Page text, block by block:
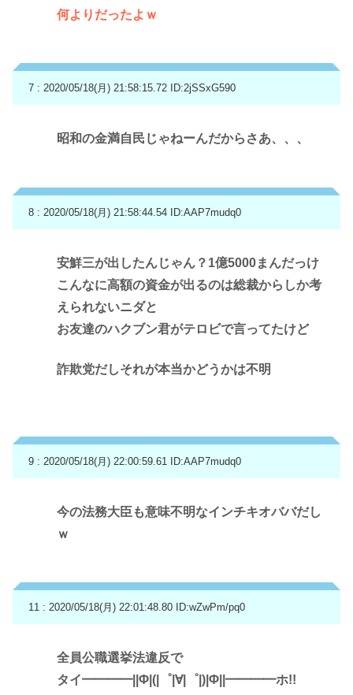
何よりだったよｗ
7 : 2020/05/18(月) 21:58:15.72 ID:2jSSxG590
昭和の金満自民じゃねーんだからさあ、、、
8 : 2020/05/18(月) 21:58:44.54 ID:AAP7mudq0
安鮮三が出したんじゃん？1億5000まんだっけ
こんなに高額の資金が出るのは総裁からしか考
えられないニダと
お友達のハクブン君がテロビで言ってたけど
詐欺党だしそれが本当かどうかは不明
9 : 2020/05/18(月) 22:00:59.61 ID:AAP7mudq0
今の法務大臣も意味不明なインチキオババだし
ｗ
11 : 2020/05/18(月) 22:01:48.80 ID:wZwPm/pq0
全員公職選挙法違反で
タイ━━━━||Φ|(|゜|∀|゜|)|Φ||━━━━ホ!!